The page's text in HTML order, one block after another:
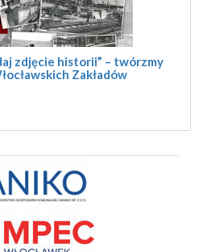
zdjęcie historii” – twórzmy
Zakładów